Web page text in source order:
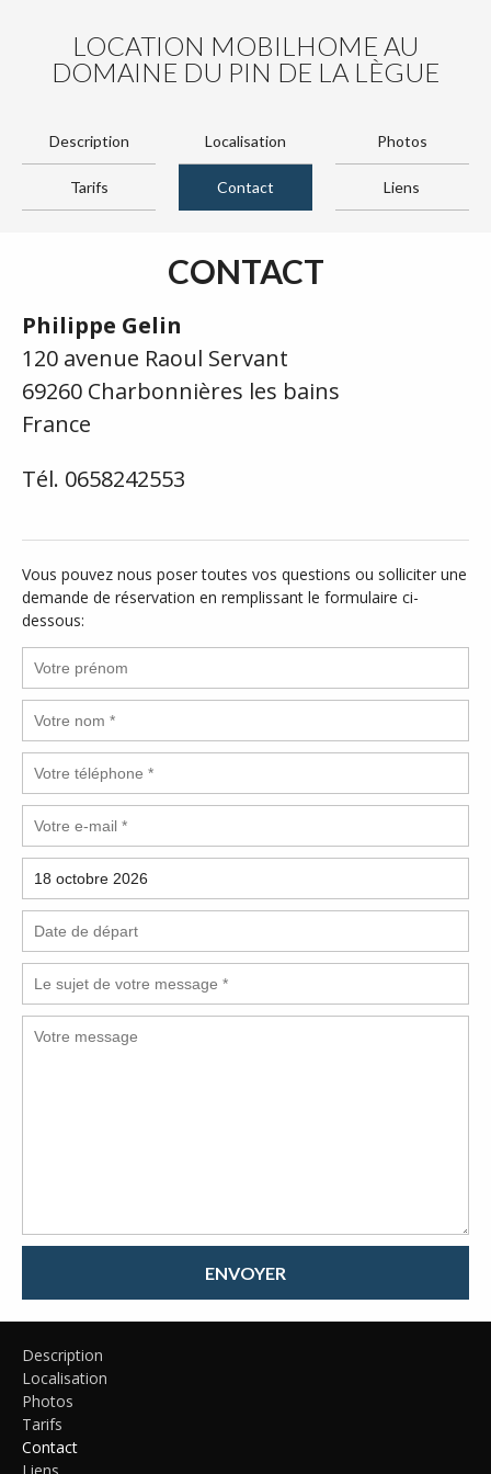
LOCATION MOBILHOME AU
DOMAINE DU PIN DE LA LÈGUE
Description Localisation Photos
Tarifs Contact Liens
CONTACT
Philippe Gelin
120 avenue Raoul Servant
69260 Charbonnières les bains
France
Tél. 0658242553
Vous pouvez nous poser toutes vos questions ou solliciter une
demande de réservation en remplissant le formulaire ci-
dessous:
ENVOYER
Description
Localisation
Photos
Tarifs
Contact